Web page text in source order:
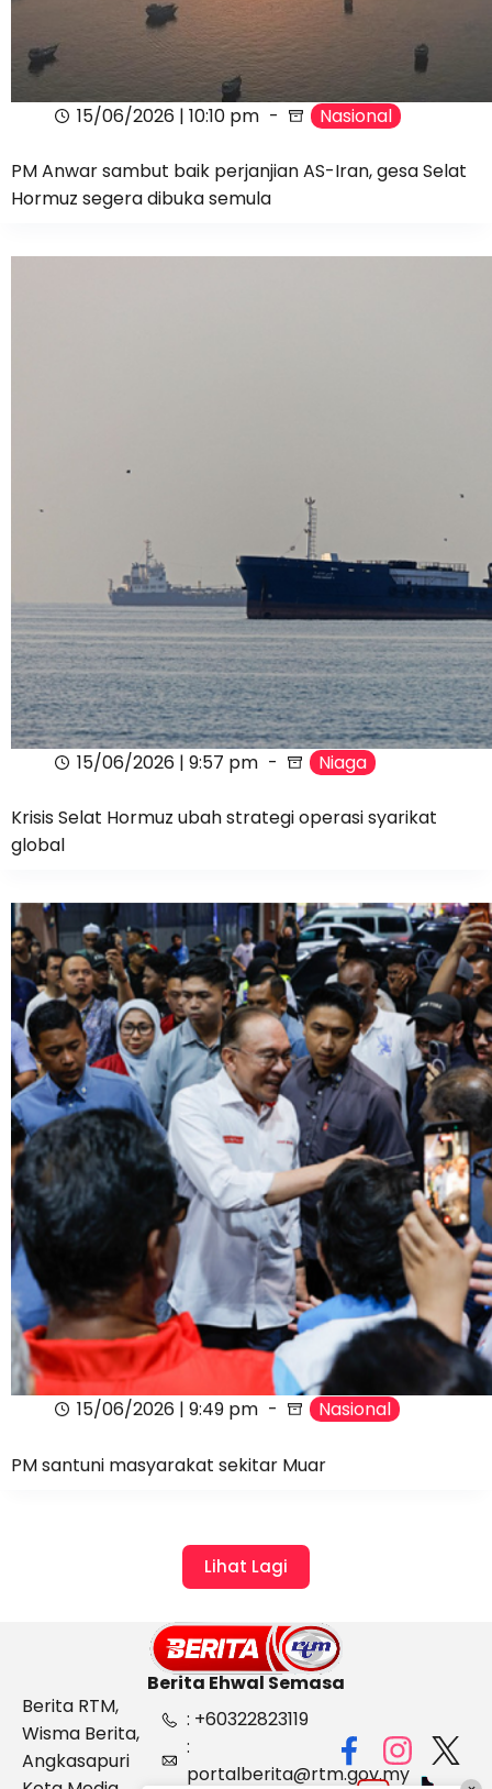
15/06/2026 | 10:10 pm Nasional
PM Anwar sambut baik perjanjian AS-Iran, gesa Selat
Hormuz segera dibuka semula
15/06/2026 | 9:57 pm Niaga
Krisis Selat Hormuz ubah strategi operasi syarikat
global
15/06/2026 | 9:49 pm Nasional
PM santuni masyarakat sekitar Muar
Lihat Lagi
Berita Ehwal Semasa
Berita RTM,
Wisma Berita,
Angkasapuri
: +60322823119
:
portalberita@rtm.gov.my